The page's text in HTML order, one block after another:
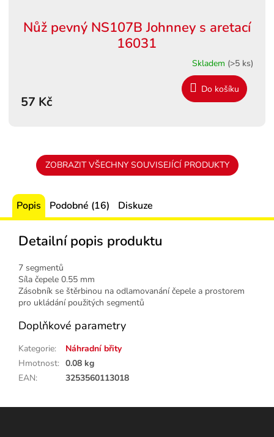
Nůž pevný NS107B Johnney s aretací
16031
Skladem (>5 ks)
57 Kč
Do košíku
ZOBRAZIT VŠECHNY SOUVISEJÍCÍ PRODUKTY
Popis Podobné (16) Diskuze
Detailní popis produktu
7 segmentů
Síla čepele 0.55 mm
Zásobník se štěrbinou na odlamovanání čepele a prostorem
pro ukládání použitých segmentů
Doplňkové parametry
Kategorie:
Náhradní břity
Hmotnost: 0.08 kg
EAN: 3253560113018